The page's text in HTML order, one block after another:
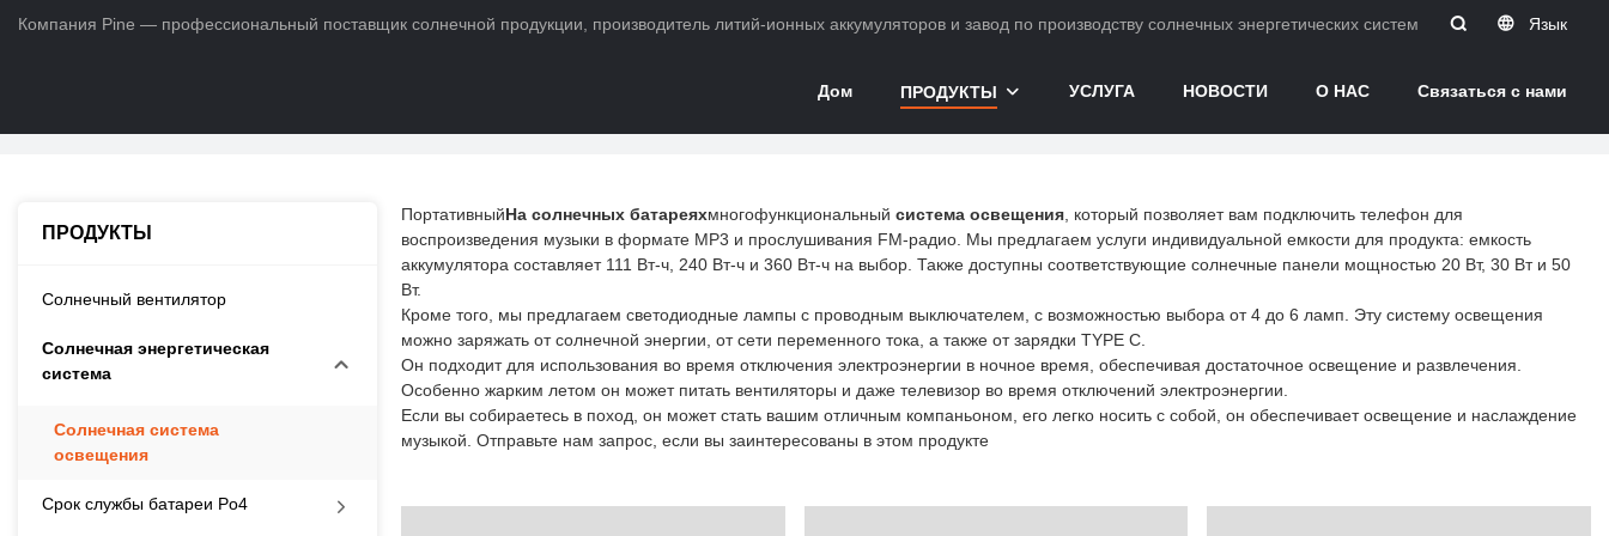
Компания Pine — профессиональный поставщик солнечной продукции, производитель литий-ионных аккумуляторов и завод по производству солнечных энергетических систем в Китае. Язык
Дом ПРОДУКТЫ УСЛУГА НОВОСТИ О НАС
Связаться с нами
ПРОДУКТЫ
Солнечный вентилятор
Солнечная энергетическая
система
Солнечная система
освещения
Срок службы батареи Po4
ПортативныйНа солнечных батареяхмногофункциональный система освещения , который позволяет вам подключить телефон для
воспроизведения музыки в формате MP3 и прослушивания FM-радио. Мы предлагаем услуги индивидуальной емкости для продукта: емкость
аккумулятора составляет 111 Вт-ч, 240 Вт-ч и 360 Вт-ч на выбор. Также доступны соответствующие солнечные панели мощностью 20 Вт, 30 Вт и 50
Вт.
Кроме того, мы предлагаем светодиодные лампы с проводным выключателем, с возможностью выбора от 4 до 6 ламп. Эту систему освещения
можно заряжать от солнечной энергии, от сети переменного тока, а также от зарядки TYPE C.
Он подходит для использования во время отключения электроэнергии в ночное время, обеспечивая достаточное освещение и развлечения.
Особенно жарким летом он может питать вентиляторы и даже телевизор во время отключений электроэнергии.
Если вы собираетесь в поход, он может стать вашим отличным компаньоном, его легко носить с собой, он обеспечивает освещение и наслаждение
музыкой. Отправьте нам запрос, если вы заинтересованы в этом продукте